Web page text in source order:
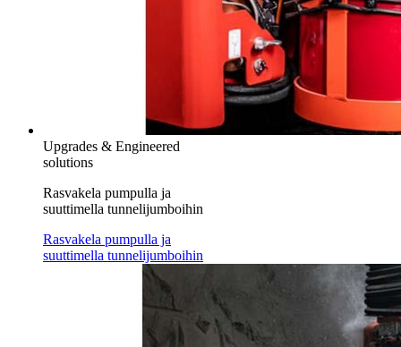
Upgrades & Engineered
solutions
Rasvakela pumpulla ja
suuttimella tunnelijumboihin
Rasvakela pumpulla ja
suuttimella tunnelijumboihin